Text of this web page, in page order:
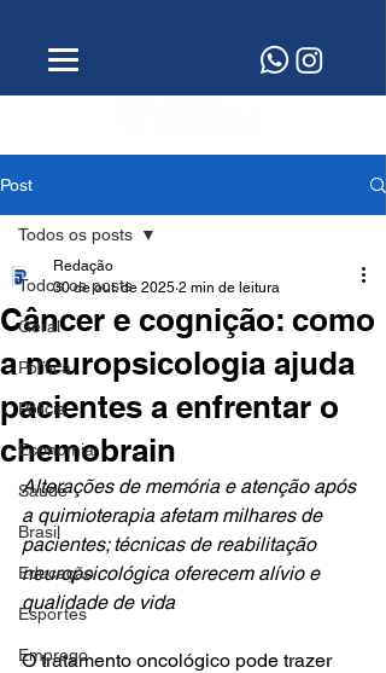
Post
Todos os posts
Geral
Política
Polícia
Economia
Saúde
Brasil
Educação
Esportes
Emprego
Todos os posts
Câncer e cognição: como
a neuropsicologia ajuda
pacientes a enfrentar o
chemobrain
Redação
30 de out. de 2025 2 min de leitura
Alterações de memória e atenção após
a quimioterapia afetam milhares de
pacientes; técnicas de reabilitação
neuropsicológica oferecem alívio e
qualidade de vida
O tratamento oncológico pode trazer